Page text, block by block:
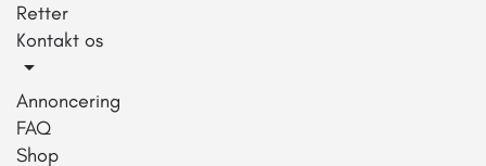
Retter
Kontakt os
Annoncering
FAQ
Shop